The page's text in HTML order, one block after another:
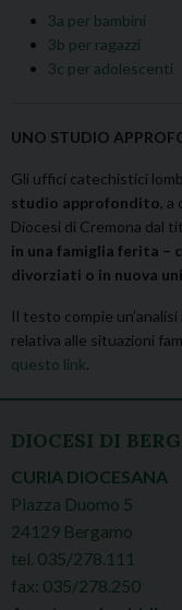
3a per bambini
3b per ragazzi
3c per adolescenti
UNO STUDIO
Gli uffici catechistici
studio approfondito ,
Diocesi di Cremona dal
in una famiglia ferita –
divorziati o in nuova
Il testo compie
relativa alle situazioni
questo link.
DIOCESI DI
CURIA DIOCESANA
Piazza Duomo 5
24129 Bergamo
tel. 035/278.111
fax: 035/278.250